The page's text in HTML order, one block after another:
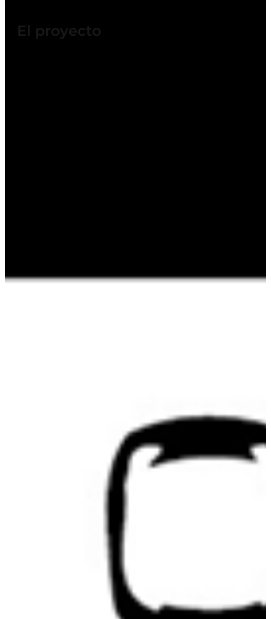
El proyecto